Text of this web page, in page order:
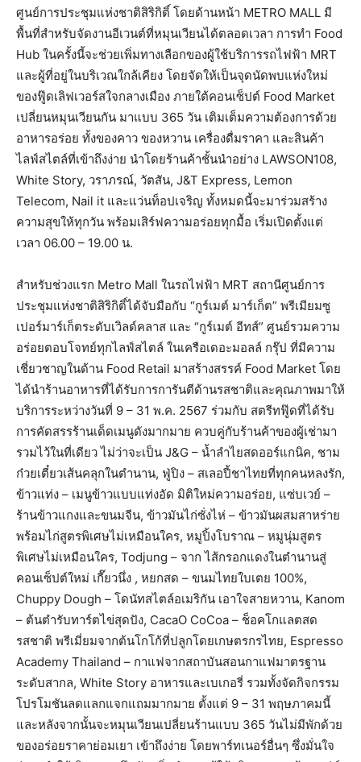
ศูนย์การประชุมแห่งชาติสิริกิติ์ โดยด้านหน้า METRO MALL มี
พื้นที่สำหรับจัดงานอีเวนต์ที่หมุนเวียนได้ตลอดเวลา การทำ Food
Hub ในครั้งนี้จะช่วยเพิ่มทางเลือกของผู้ใช้บริการรถไฟฟ้า MRT
และผู้ที่อยู่ในบริเวณใกล้เคียง โดยจัดให้เป็นจุดนัดพบแห่งใหม่
ของฟู๊ดเลิฟเวอร์สใจกลางเมือง ภายใต้คอนเซ็ปต์ Food Market
เปลี่ยนหมุนเวียนกัน มาแบบ 365 วัน เติมเต็มความต้องการด้วย
อาหารอร่อย ทั้งของคาว ของหวาน เครื่องดื่มราคา และสินค้า
ไลฟ์สไตล์ที่เข้าถึงง่าย นำโดยร้านค้าชั้นนำอย่าง LAWSON108,
White Story, วราภรณ์, วัตสัน, J&T Express, Lemon
Telecom, Nail it และแว่นท็อปเจริญ ทั้งหมดนี้จะมาร่วมสร้าง
ความสุขให้ทุกวัน พร้อมเสิร์ฟความอร่อยทุกมื้อ เริ่มเปิดตั้งแต่
เวลา 06.00 – 19.00 น.
สำหรับช่วงแรก Metro Mall ในรถไฟฟ้า MRT สถานีศูนย์การ
ประชุมแห่งชาติสิริกิติ์ได้จับมือกับ “กูร์เมต์ มาร์เก็ต” พรีเมียมซู
เปอร์มาร์เก็ตระดับเวิลด์คลาส และ “กูร์เมต์ อีทส์” ศูนย์รวมความ
อร่อยตอบโจทย์ทุกไลฟ์สไตล์ ในเครือเดอะมอลล์ กรุ๊ป ที่มีความ
เชี่ยวชาญในด้าน Food Retail มาสร้างสรรค์ Food Market โดย
ได้นำร้านอาหารที่ได้รับการการันตีด้านรสชาติและคุณภาพมาให้
บริการระหว่างวันที่ 9 – 31 พ.ค. 2567 ร่วมกับ สตรีทฟู๊ดที่ได้รับ
การคัดสรรร้านเด็ดเมนูดังมากมาย ควบคู่กับร้านค้าของผู้เช่ามา
รวมไว้ในที่เดียว ไม่ว่าจะเป็น J&G – น้ำลำไยสดออร์แกนิค, ชาม
ก๋วยเตี๋ยวเส้นคลุกในตำนาน, ฟู่ปิง – สเลอปี้ชาไทยที่ทุกคนหลงรัก,
ข้าวแท่ง – เมนูข้าวแบบแท่งอัด มิติใหม่ความอร่อย, แซ่บเวย์ –
ร้านข้าวแกงและขนมจีน, ข้าวมันไก่ซั่งไห่ – ข้าวมันผสมสาหร่าย
พร้อมไก่สูตรพิเศษไม่เหมือนใคร, หมูปิ้งโบราณ – หมูนุ่มสูตร
พิเศษไม่เหมือนใคร, Todjung – จาก ไส้กรอกแดงในตำนานสู่
คอนเซ็ปต์ใหม่ เกี๊ยวนึ่ง , หยกสด – ขนมไทยใบเตย 100%,
Chuppy Dough – โดนัทสไตล์อเมริกัน เอาใจสายหวาน, Kanom
– ต้นตำรับทาร์ตไข่สุดปัง, CacaO CoCoa – ช็อคโกแลตสด
รสชาติ พรีเมี่ยมจากต้นโกโก้ที่ปลูกโดยเกษตรกรไทย, Espresso
Academy Thailand – กาแฟจากสถาบันสอนกาแฟมาตรฐาน
ระดับสากล, White Story อาหารและเบเกอรี่ รวมทั้งจัดกิจกรรม
โปรโมชันลดแลกแจกแถมมากมาย ตั้งแต่ 9 – 31 พฤษภาคมนี้
และหลังจากนั้นจะหมุนเวียนเปลี่ยนร้านแบบ 365 วันไม่มีพักด้วย
ของอร่อยราคาย่อมเยา เข้าถึงง่าย โดยพาร์ทเนอร์อื่นๆ ซึ่งมั่นใจ